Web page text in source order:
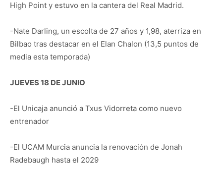
High Point y estuvo en la cantera del Real Madrid.
-Nate Darling, un escolta de 27 años y 1,98, aterriza en
Bilbao tras destacar en el Elan Chalon (13,5 puntos de
media esta temporada)
JUEVES 18 DE JUNIO
-El Unicaja anunció a Txus Vidorreta como nuevo
entrenador
-El UCAM Murcia anuncia la renovación de Jonah
Radebaugh hasta el 2029